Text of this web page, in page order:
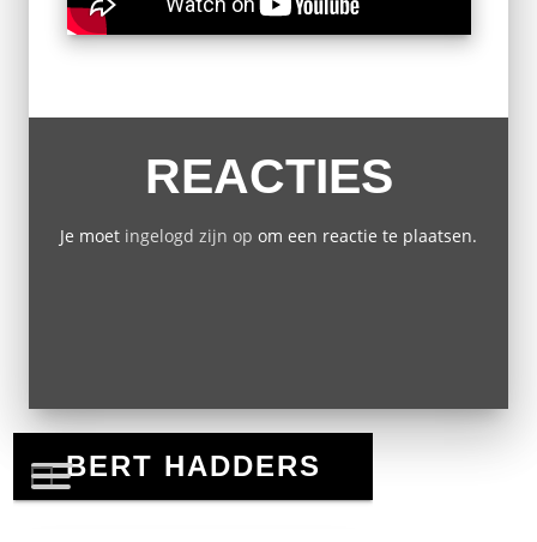
REACTIES
Je moet ingelogd zijn op om een reactie te plaatsen.